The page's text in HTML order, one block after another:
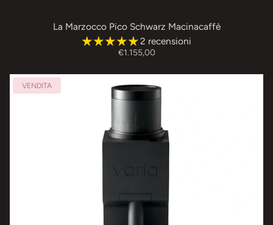
La Marzocco Pico Schwarz Macinacaffè
2 recensioni
€1.155,00
VENDITA